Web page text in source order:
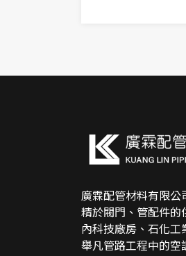
廣霖配管材料有限
精於閥門、管配件的
內科技廠房、石化工
舉凡管路工程中的空